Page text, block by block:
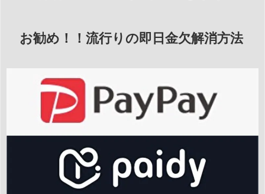
お勧め！！流行りの即日金欠解消方法